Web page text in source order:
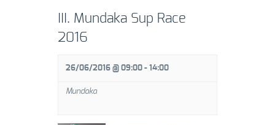
III. Mundaka Sup Race
2016
26/06/2016 @ 09:00 - 14:00
Mundaka